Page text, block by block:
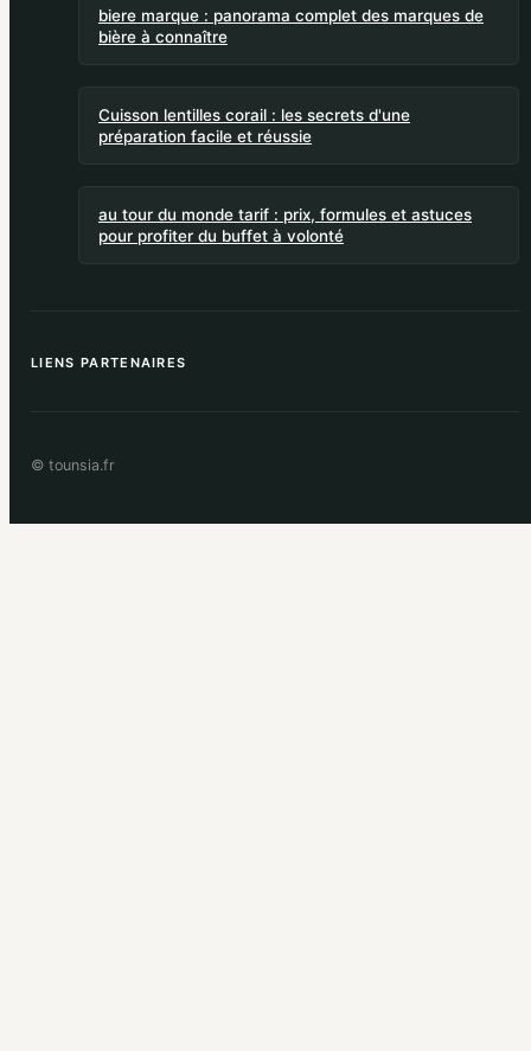
biere marque : panorama complet des marques de
bière à connaître
Cuisson lentilles corail : les secrets d'une
préparation facile et réussie
au tour du monde tarif : prix, formules et astuces
pour profiter du buffet à volonté
LIENS PARTENAIRES
© tounsia.fr